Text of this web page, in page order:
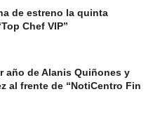
de estreno la quinta
Chef VIP”
año de Alanis Quiñones y
al frente de “NotiCentro Fin